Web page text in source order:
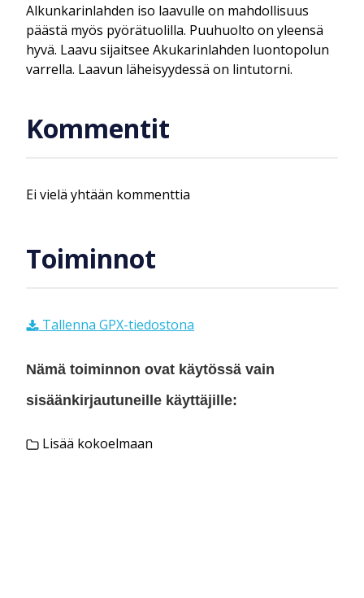
Alkunkarinlahden iso laavulle on mahdollisuus
päästä myös pyörätuolilla. Puuhuolto on yleensä
hyvä. Laavu sijaitsee Akukarinlahden luontopolun
varrella. Laavun läheisyydessä on lintutorni.
Kommentit
Ei vielä yhtään kommenttia
Toiminnot
Tallenna GPX-tiedostona
Nämä toiminnon ovat käytössä vain
sisäänkirjautuneille käyttäjille:
Lisää kokoelmaan